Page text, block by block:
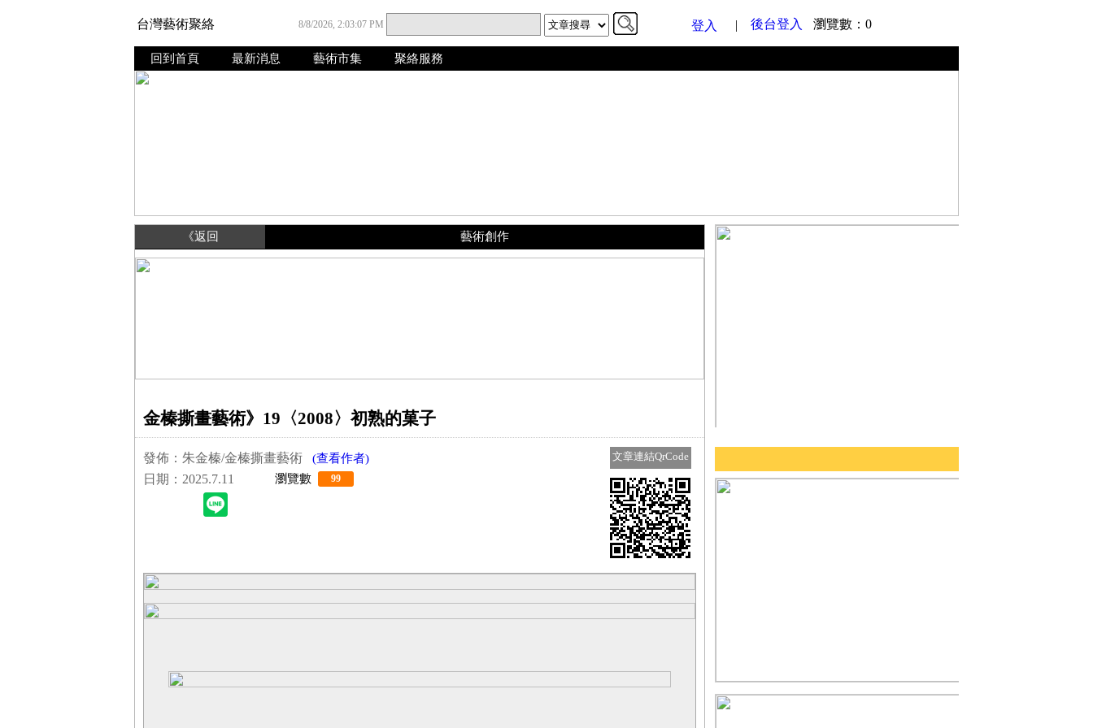
台灣藝術聚絡 8/8/2026, 2:03:08 PM 登入 | 後台登入 瀏覽數：0
回到首頁 最新消息 藝術市集 聚絡服務
《返回 藝術創作
金榛撕畫藝術》19〈2008〉初熟的菓子
發佈：朱金榛/金榛撕畫藝術 (查看作者)
日期：2025.7.11 瀏覽數 99
文章連結QrCode